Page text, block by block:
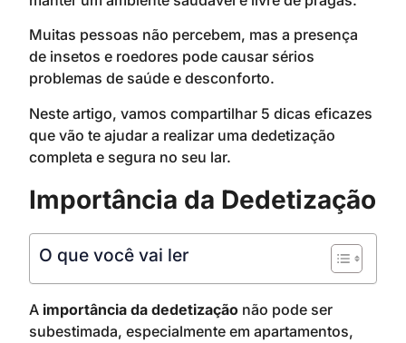
Muitas pessoas não percebem, mas a presença
de insetos e roedores pode causar sérios
problemas de saúde e desconforto.
Neste artigo, vamos compartilhar 5 dicas eficazes
que vão te ajudar a realizar uma dedetização
completa e segura no seu lar.
Importância da Dedetização
O que você vai ler
A importância da dedetização não pode ser
subestimada, especialmente em apartamentos,